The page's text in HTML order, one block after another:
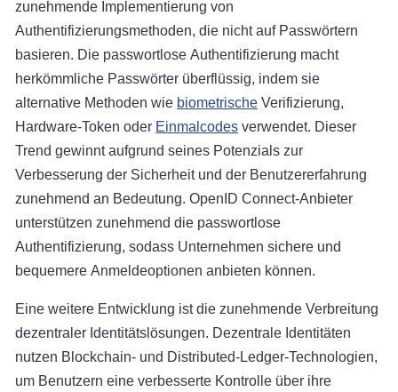
zunehmende Implementierung von
Authentifizierungsmethoden, die nicht auf Passwörtern
basieren. Die passwortlose Authentifizierung macht
herkömmliche Passwörter überflüssig, indem sie
alternative Methoden wie biometrischeVerifizierung,
Hardware-Token oder Einmalcodesverwendet. Dieser
Trend gewinnt aufgrund seines Potenzials zur
Verbesserung der Sicherheit und der Benutzererfahrung
zunehmend an Bedeutung. OpenID Connect-Anbieter
unterstützen zunehmend die passwortlose
Authentifizierung, sodass Unternehmen sichere und
bequemere Anmeldeoptionen anbieten können.
Eine weitere Entwicklung ist die zunehmende Verbreitung
dezentraler Identitätslösungen. Dezentrale Identitäten
nutzen Blockchain- und Distributed-Ledger-Technologien,
um Benutzern eine verbesserte Kontrolle über ihre